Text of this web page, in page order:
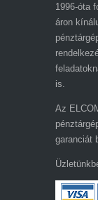
1996-óta
áron
is.
Az
garanciát